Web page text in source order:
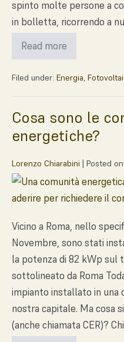
spinto molte persone a
in bolletta, ricorrendo a
Read more
Filed under: Energia,
Cosa sono le
energetiche?
Lorenzo Chiarabini Posted on
Vicino a Roma, nello
Novembre, sono stati
la potenza di 82 kWp sul
sottolineato da Roma
impianto installato in una
nostra capitale. Ma cosa
(anche chiamata CER)?